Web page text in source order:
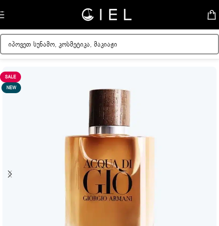
Skip to navigation
მთავარი/მამაკაცის სუნამოები
SALE
NEW